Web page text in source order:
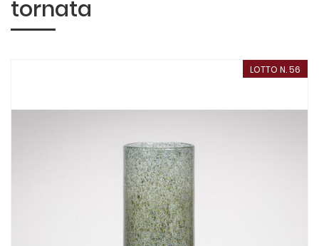
tornata
LOTTO N. 56